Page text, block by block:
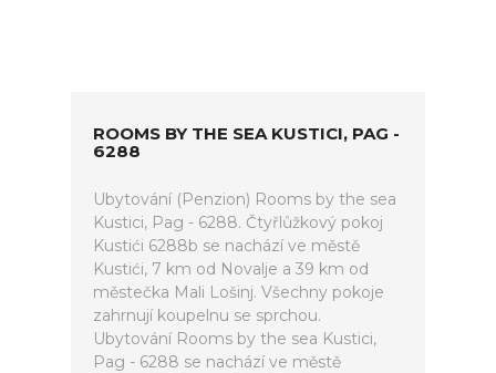
ROOMS BY THE SEA KUSTICI, PAG -
6288
Ubytování (Penzion) Rooms by the sea
Kustici, Pag - 6288. Čtyřlůžkový pokoj
Kustići 6288b se nachází ve městě
Kustići, 7 km od Novalje a 39 km od
městečka Mali Lošinj. Všechny pokoje
zahrnují koupelnu se sprchou.
Ubytování Rooms by the sea Kustici,
Pag - 6288 se nachází ve městě